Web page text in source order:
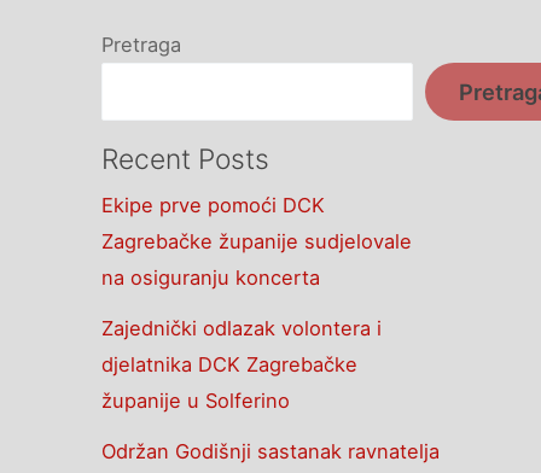
Pretraga
Recent Posts
Ekipe prve pomoći DCK
Zagrebačke županije sudjelovale
na osiguranju koncerta
Zajednički odlazak volontera i
djelatnika DCK Zagrebačke
županije u Solferino
Održan Godišnji sastanak ravnatelja